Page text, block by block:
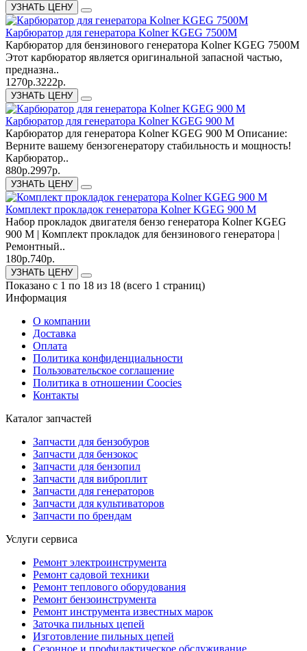
УЗНАТЬ ЦЕНУ
Карбюратор для генератора Kolner KGEG 7500М
Карбюратор для бензинового генератора Kolner KGEG 7500М
Этот карбюратор является оригинальной запасной частью,
предназна..
1270р.3222р.
УЗНАТЬ ЦЕНУ
Карбюратор для генератора Kolner KGEG 900 M
Карбюратор для генератора Kolner KGEG 900 M Описание:
Верните вашему бензогенератору стабильность и мощность!
Карбюратор..
880р.2997р.
УЗНАТЬ ЦЕНУ
Комплект прокладок генератора Kolner KGEG 900 M
Набор прокладок двигателя бензо генератора Kolner KGEG
900 M | Комплект прокладок для бензинового генератора |
Ремонтный..
180р.740р.
УЗНАТЬ ЦЕНУ
Показано с 1 по 18 из 18 (всего 1 страниц)
Информация
О компании
Доставка
Оплата
Политика конфиденциальности
Пользовательское соглашение
Политика в отношении Coocies
Контакты
Каталог запчастей
Запчасти для бензобуров
Запчасти для бензокос
Запчасти для бензопил
Запчасти для виброплит
Запчасти для генераторов
Запчасти для культиваторов
Запчасти по брендам
Услуги сервиса
Ремонт электроинструмента
Ремонт садовой техники
Ремонт теплового оборудования
Ремонт бензоинструмента
Ремонт инструмента известных марок
Заточка пильных цепей
Изготовление пильных цепей
Сезонное и профилактическое обслуживание